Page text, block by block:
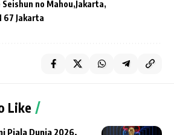
no Mahou Jakarta
67 Jakarta
Like
Piala Dunia 2026,